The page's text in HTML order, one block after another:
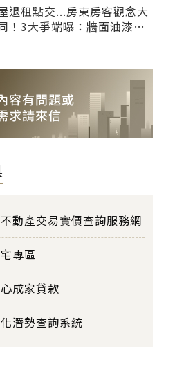
退租點交...房東房客觀念大
！3大爭端曝：牆面油漆、
動產交易實價查詢服務網
專區
成家貸款
潛勢查詢系統